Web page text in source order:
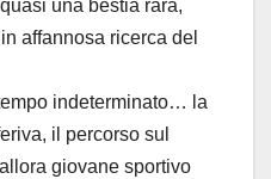
una bestia rara,
affannosa ricerca del
indeterminato… la
il percorso sul
giovane sportivo